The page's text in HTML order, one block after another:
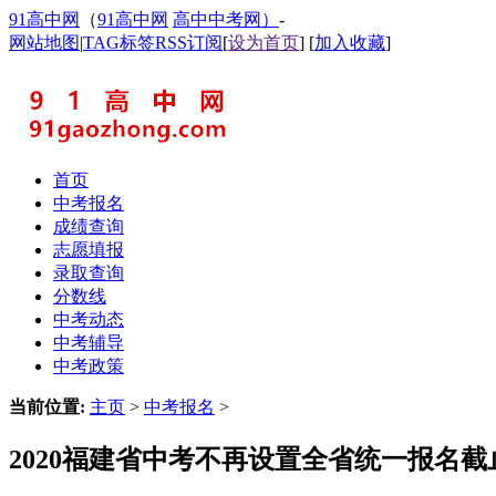
91高中网 （91高中网 高中中考网） -
网站地图|TAG标签RSS订阅[设为首页] [加入收藏]
首页
中考报名
成绩查询
志愿填报
录取查询
分数线
中考动态
中考辅导
中考政策
当前位置: 主页 > 中考报名 >
2020福建省中考不再设置全省统一报名截